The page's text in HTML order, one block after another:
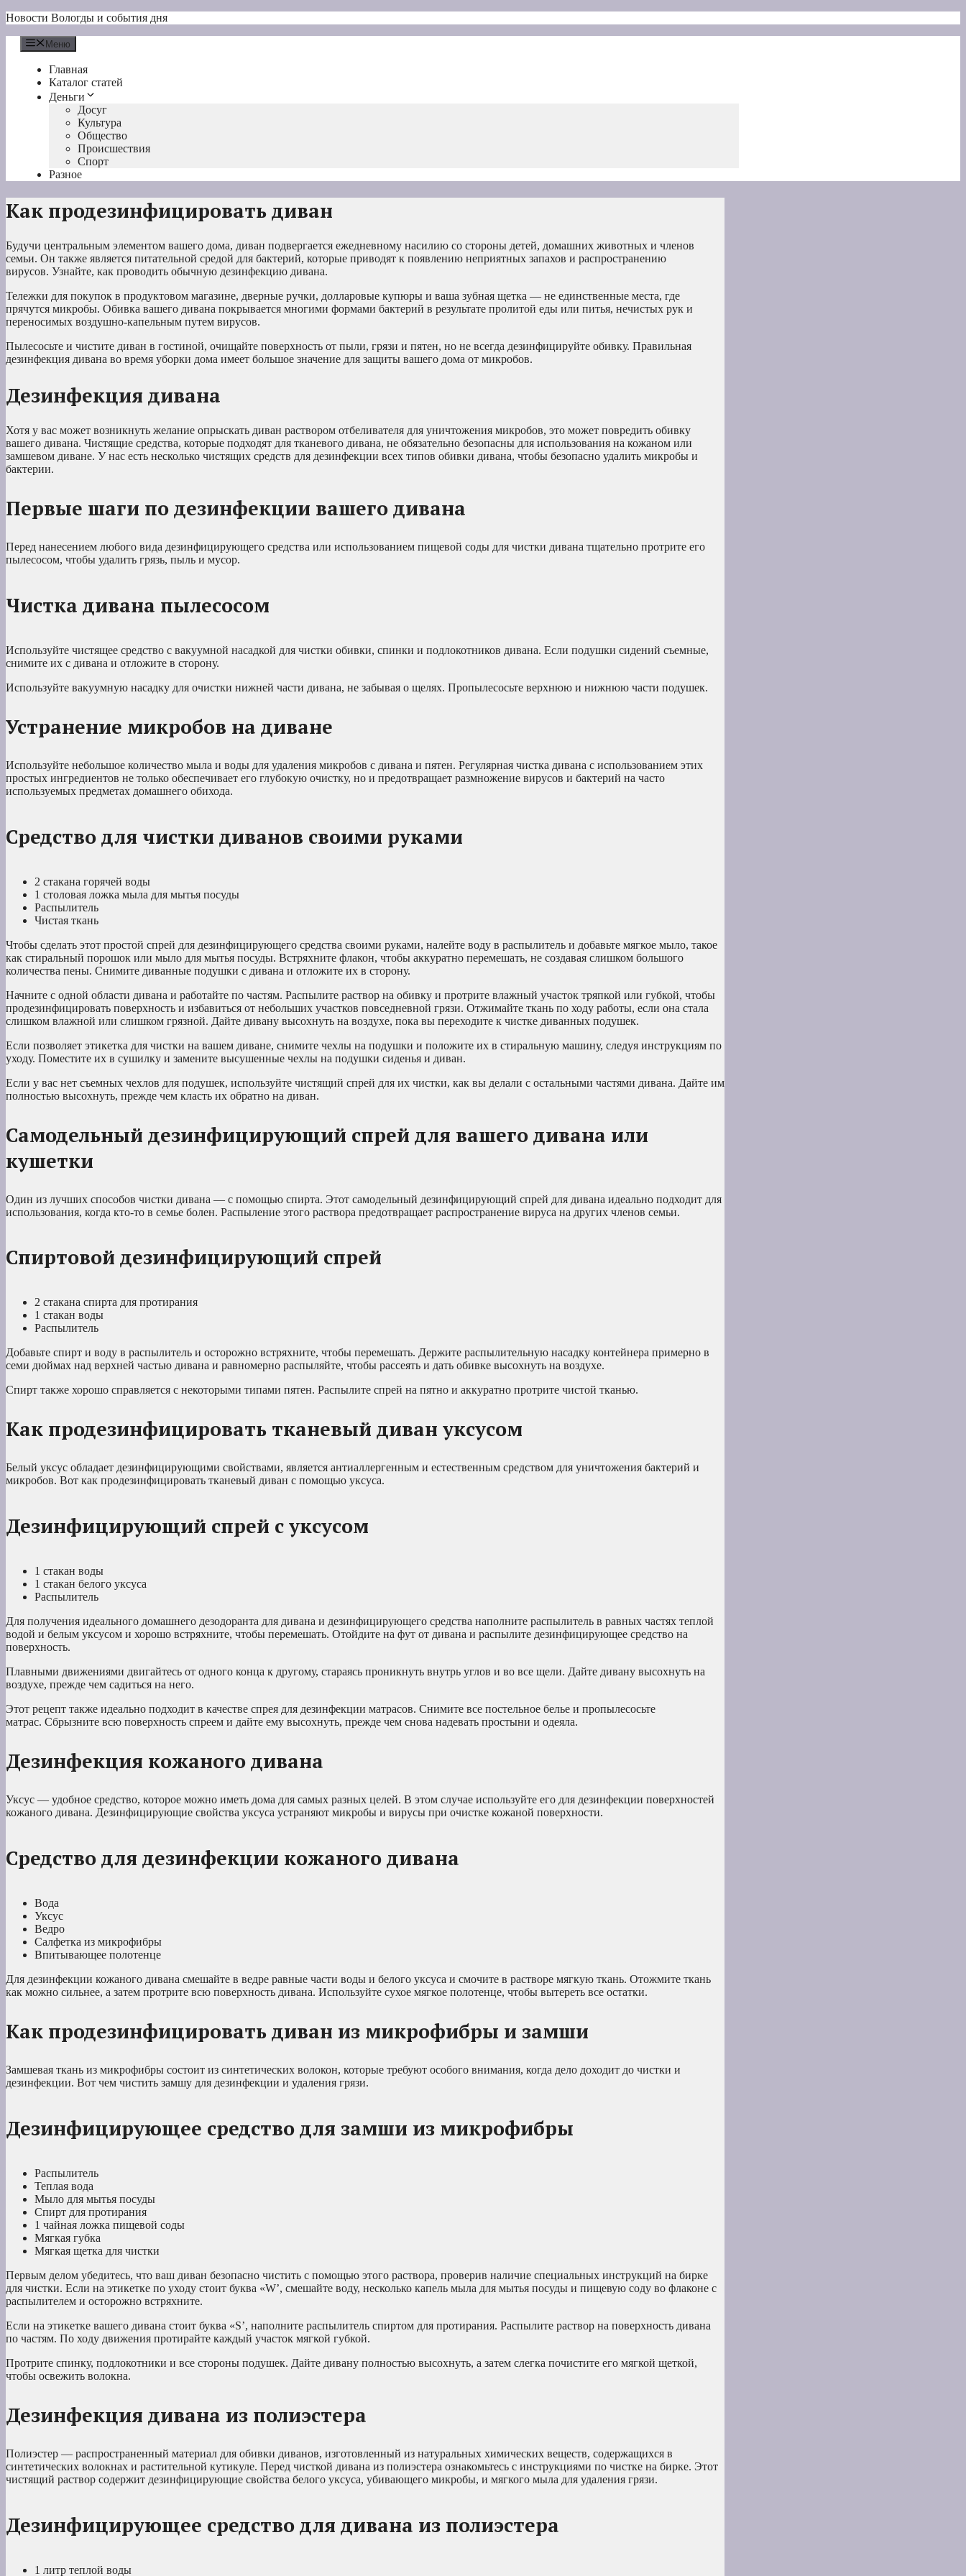
Перейти
содержимому
Новости Вологды и события дня
Меню
Главная
Каталог статей
Деньги
Досуг
Культура
Общество
Происшествия
Спорт
Разное
Как продезинфицировать диван
Будучи центральным элементом вашего дома, диван подвергается ежедневному насилию со стороны детей, домашних животных и членов
семьи. Он также является питательной средой для бактерий, которые приводят к появлению неприятных запахов и распространению
вирусов. Узнайте, как проводить обычную дезинфекцию дивана.
Тележки для покупок в продуктовом магазине, дверные ручки, долларовые купюры и ваша зубная щетка — не единственные места, где
прячутся микробы. Обивка вашего дивана покрывается многими формами бактерий в результате пролитой еды или питья, нечистых рук и
переносимых воздушно-капельным путем вирусов.
Пылесосьте и чистите диван в гостиной, очищайте поверхность от пыли, грязи и пятен, но не всегда дезинфицируйте обивку. Правильная
дезинфекция дивана во время уборки дома имеет большое значение для защиты вашего дома от микробов.
Дезинфекция дивана
Хотя у вас может возникнуть желание опрыскать диван раствором отбеливателя для уничтожения микробов, это может повредить обивку
вашего дивана. Чистящие средства, которые подходят для тканевого дивана, не обязательно безопасны для использования на кожаном или
замшевом диване. У нас есть несколько чистящих средств для дезинфекции всех типов обивки дивана, чтобы безопасно удалить микробы и
бактерии.
Первые шаги по дезинфекции вашего дивана
Перед нанесением любого вида дезинфицирующего средства или использованием пищевой соды для чистки дивана тщательно протрите его
пылесосом, чтобы удалить грязь, пыль и мусор.
Чистка дивана пылесосом
Используйте чистящее средство с вакуумной насадкой для чистки обивки, спинки и подлокотников дивана. Если подушки сидений съемные,
снимите их с дивана и отложите в сторону.
Используйте вакуумную насадку для очистки нижней части дивана, не забывая о щелях. Пропылесосьте верхнюю и нижнюю части подушек.
Устранение микробов на диване
Используйте небольшое количество мыла и воды для удаления микробов с дивана и пятен. Регулярная чистка дивана с использованием этих
простых ингредиентов не только обеспечивает его глубокую очистку, но и предотвращает размножение вирусов и бактерий на часто
используемых предметах домашнего обихода.
Средство для чистки диванов своими руками
2 стакана горячей воды
1 столовая ложка мыла для мытья посуды
Распылитель
Чистая ткань
Чтобы сделать этот простой спрей для дезинфицирующего средства своими руками, налейте воду в распылитель и добавьте мягкое мыло, такое
как стиральный порошок или мыло для мытья посуды. Встряхните флакон, чтобы аккуратно перемешать, не создавая слишком большого
количества пены. Снимите диванные подушки с дивана и отложите их в сторону.
Начните с одной области дивана и работайте по частям. Распылите раствор на обивку и протрите влажный участок тряпкой или губкой, чтобы
продезинфицировать поверхность и избавиться от небольших участков повседневной грязи. Отжимайте ткань по ходу работы, если она стала
слишком влажной или слишком грязной. Дайте дивану высохнуть на воздухе, пока вы переходите к чистке диванных подушек.
Если позволяет этикетка для чистки на вашем диване, снимите чехлы на подушки и положите их в стиральную машину, следуя инструкциям по
уходу. Поместите их в сушилку и замените высушенные чехлы на подушки сиденья и диван.
Если у вас нет съемных чехлов для подушек, используйте чистящий спрей для их чистки, как вы делали с остальными частями дивана. Дайте им
полностью высохнуть, прежде чем класть их обратно на диван.
Самодельный дезинфицирующий спрей для вашего дивана или
кушетки
Один из лучших способов чистки дивана — с помощью спирта. Этот самодельный дезинфицирующий спрей для дивана идеально подходит для
использования, когда кто-то в семье болен. Распыление этого раствора предотвращает распространение вируса на других членов семьи.
Спиртовой дезинфицирующий спрей
2 стакана спирта для протирания
1 стакан воды
Распылитель
Добавьте спирт и воду в распылитель и осторожно встряхните, чтобы перемешать. Держите распылительную насадку контейнера примерно в
семи дюймах над верхней частью дивана и равномерно распыляйте, чтобы рассеять и дать обивке высохнуть на воздухе.
Спирт также хорошо справляется с некоторыми типами пятен. Распылите спрей на пятно и аккуратно протрите чистой тканью.
Как продезинфицировать тканевый диван уксусом
Белый уксус обладает дезинфицирующими свойствами, является антиаллергенным и естественным средством для уничтожения бактерий и
микробов. Вот как продезинфицировать тканевый диван с помощью уксуса.
Дезинфицирующий спрей с уксусом
1 стакан воды
1 стакан белого уксуса
Распылитель
Для получения идеального домашнего дезодоранта для дивана и дезинфицирующего средства наполните распылитель в равных частях теплой
водой и белым уксусом и хорошо встряхните, чтобы перемешать. Отойдите на фут от дивана и распылите дезинфицирующее средство на
поверхность.
Плавными движениями двигайтесь от одного конца к другому, стараясь проникнуть внутрь углов и во все щели. Дайте дивану высохнуть на
воздухе, прежде чем садиться на него.
Этот рецепт также идеально подходит в качестве спрея для дезинфекции матрасов. Снимите все постельное белье и пропылесосьте
матрас. Сбрызните всю поверхность спреем и дайте ему высохнуть, прежде чем снова надевать простыни и одеяла.
Дезинфекция кожаного дивана
Уксус — удобное средство, которое можно иметь дома для самых разных целей. В этом случае используйте его для дезинфекции поверхностей
кожаного дивана. Дезинфицирующие свойства уксуса устраняют микробы и вирусы при очистке кожаной поверхности.
Средство для дезинфекции кожаного дивана
Вода
Уксус
Ведро
Салфетка из микрофибры
Впитывающее полотенце
Для дезинфекции кожаного дивана смешайте в ведре равные части воды и белого уксуса и смочите в растворе мягкую ткань. Отожмите ткань
как можно сильнее, а затем протрите всю поверхность дивана. Используйте сухое мягкое полотенце, чтобы вытереть все остатки.
Как продезинфицировать диван из микрофибры и замши
Замшевая ткань из микрофибры состоит из синтетических волокон, которые требуют особого внимания, когда дело доходит до чистки и
дезинфекции. Вот чем чистить замшу для дезинфекции и удаления грязи.
Дезинфицирующее средство для замши из микрофибры
Распылитель
Теплая вода
Мыло для мытья посуды
Спирт для протирания
1 чайная ложка пищевой соды
Мягкая губка
Мягкая щетка для чистки
Первым делом убедитесь, что ваш диван безопасно чистить с помощью этого раствора, проверив наличие специальных инструкций на бирке
для чистки. Если на этикетке по уходу стоит буква «W’, смешайте воду, несколько капель мыла для мытья посуды и пищевую соду во флаконе с
распылителем и осторожно встряхните.
Если на этикетке вашего дивана стоит буква «S’, наполните распылитель спиртом для протирания. Распылите раствор на поверхность дивана
по частям. По ходу движения протирайте каждый участок мягкой губкой.
Протрите спинку, подлокотники и все стороны подушек. Дайте дивану полностью высохнуть, а затем слегка почистите его мягкой щеткой,
чтобы освежить волокна.
Дезинфекция дивана из полиэстера
Полиэстер — распространенный материал для обивки диванов, изготовленный из натуральных химических веществ, содержащихся в
синтетических волокнах и растительной кутикуле. Перед чисткой дивана из полиэстера ознакомьтесь с инструкциями по чистке на бирке. Этот
чистящий раствор содержит дезинфицирующие свойства белого уксуса, убивающего микробы, и мягкого мыла для удаления грязи.
Дезинфицирующее средство для дивана из полиэстера
1 литр теплой воды